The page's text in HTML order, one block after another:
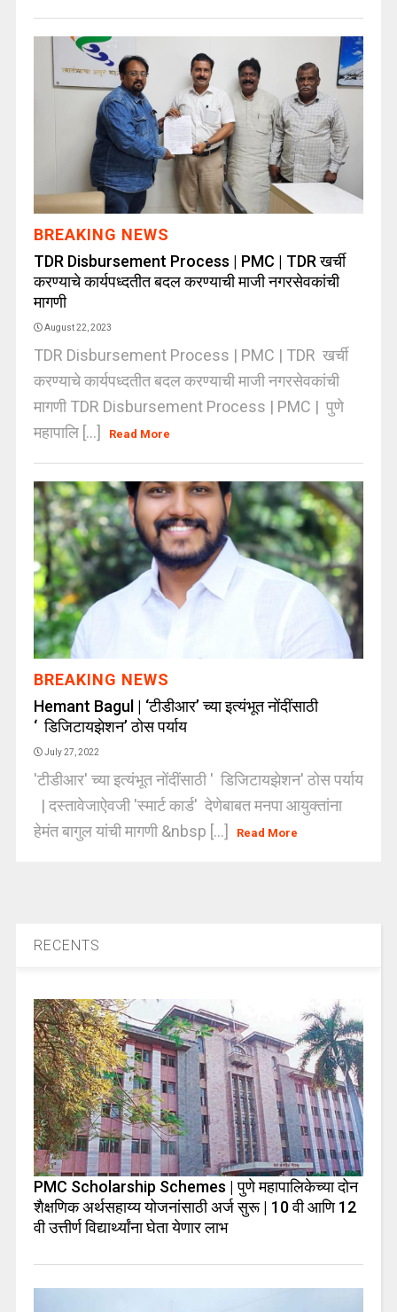
BREAKING NEWS
TDR Disbursement Process | PMC | TDR खर्ची
करण्याचे कार्यपध्दतीत बदल करण्याची माजी नगरसेवकांची
मागणी
August 22, 2023
TDR Disbursement Process | PMC | TDR खर्ची
करण्याचे कार्यपध्दतीत बदल करण्याची माजी नगरसेवकांची
मागणी TDR Disbursement Process | PMC | पुणे
महापालि [...]
Read More
BREAKING NEWS
Hemant Bagul | ‘टीडीआर’ च्या इत्यंभूत नोंदींसाठी
‘ डिजिटायझेशन’ ठोस पर्याय
July 27, 2022
'टीडीआर' च्या इत्यंभूत नोंदींसाठी ' डिजिटायझेशन' ठोस पर्याय
| दस्तावेजाऐवजी 'स्मार्ट कार्ड' देणेबाबत मनपा आयुक्तांना
हेमंत बागुल यांची मागणी &nbsp [...]
Read More
RECENTS
PMC Scholarship Schemes | पुणे महापालिकेच्या दोन
शैक्षणिक अर्थसहाय्य योजनांसाठी अर्ज सुरू | 10 वी आणि 12
वी उत्तीर्ण विद्यार्थ्यांना घेता येणार लाभ